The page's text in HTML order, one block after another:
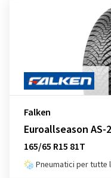
Falken
Euroallseason AS-
165/65 R15 81T
Pneumatici per